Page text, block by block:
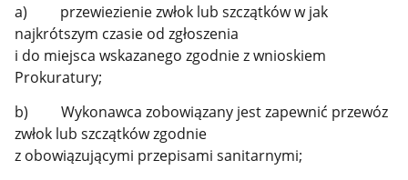
a) przewiezienie zwłok lub szczątków w jak
najkrótszym czasie od zgłoszenia
i do miejsca wskazanego zgodnie z wnioskiem
Prokuratury;
b) Wykonawca zobowiązany jest zapewnić przewóz
zwłok lub szczątków zgodnie
z obowiązującymi przepisami sanitarnymi;